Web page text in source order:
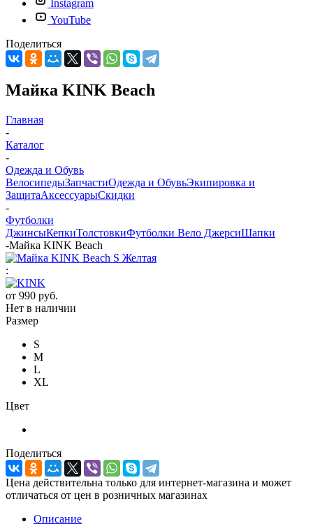
Instagram
YouTube
Поделиться
Майка KINK Beach
Главная
-
Каталог
-
Одежда и Обувь
ВелосипедыЗапчастиОдежда и ОбувьЭкипировка и
ЗащитаАксессуарыСкидки
-
Футболки
ДжинсыКепкиТолстовкиФутболки Вело ДжерсиШапки
-Майка KINK Beach
:
от 990 руб.
Нет в наличии
Размер
S
M
L
XL
Цвет
Поделиться
Цена действительна только для интернет-магазина и может
отличаться от цен в розничных магазинах
Описание